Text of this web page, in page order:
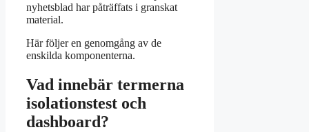
nyhetsblad har påträffats i granskat
material.
Här följer en genomgång av de
enskilda komponenterna.
Vad innebär termerna
isolationstest och
dashboard?